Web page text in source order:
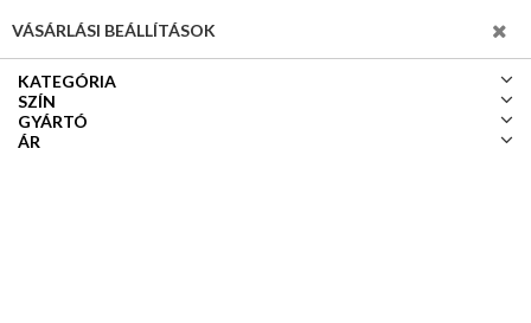
VÁSÁRLÁSI BEÁLLÍTÁSOK
KATEGÓRIA
SZÍN
GYÁRTÓ
ÁR